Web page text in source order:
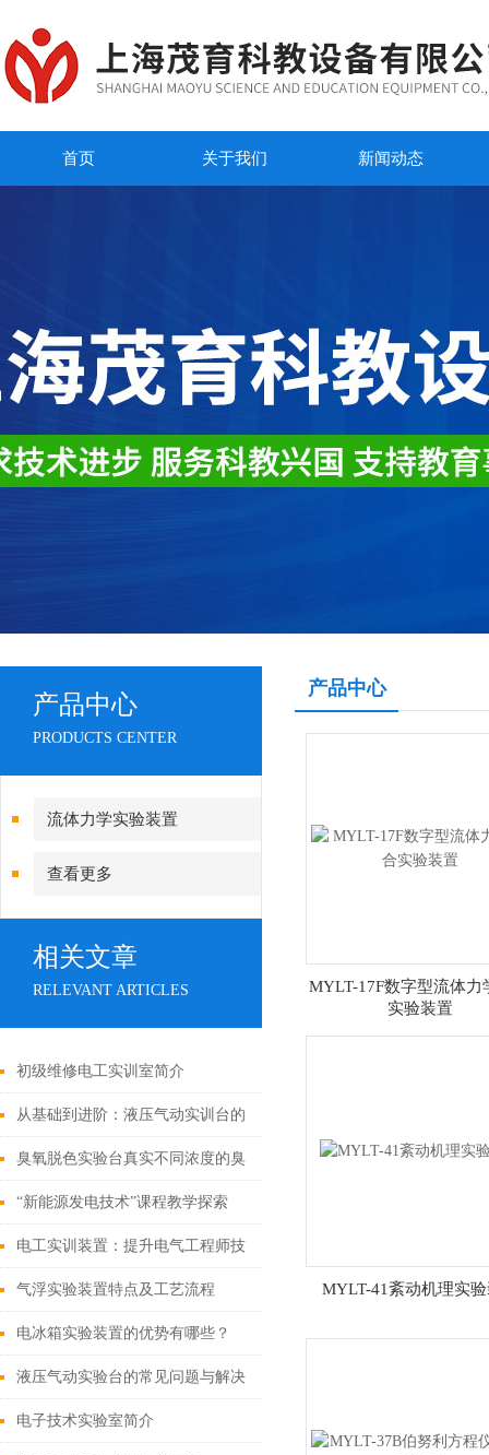
首页 关于我们 新闻动态
产品中心
PRODUCTS CENTER
流体力学实验装置
查看更多
相关文章
RELEVANT ARTICLES
初级维修电工实训室简介
从基础到进阶：液压气动实训台的
全面教学体验
臭氧脱色实验台真实不同浓度的臭
氧脱色情况
“新能源发电技术”课程教学探索
电工实训装置：提升电气工程师技
能的得力助手
气浮实验装置特点及工艺流程
电冰箱实验装置的优势有哪些？
液压气动实验台的常见问题与解决
方案
电子技术实验室简介
产品中心
MYLT-17F数字型流体力
实验装置
MYLT-41紊动机理实